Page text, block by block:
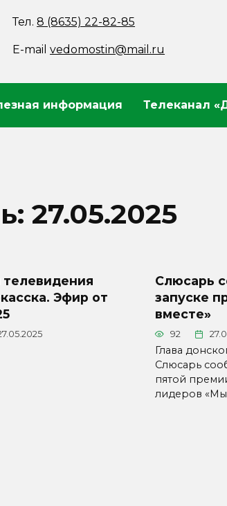
Тел.8 (8635) 22-82-85
E-mailvedomostin@mail.ru
информация Телеканал
27.05.2025
телевидения
Эфир от
Слюсарь
запуске
вместе»
92
Глава
Слюсарь
пятой
лидеров «Мы